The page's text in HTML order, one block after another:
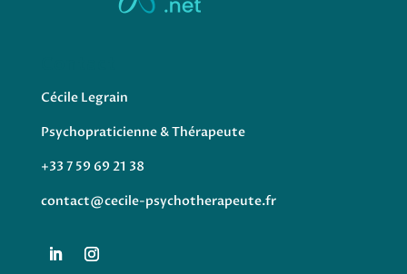
Cécile Legrain
Psychopraticienne & Thérapeute
+33 7 59 69 21 38
contact@cecile-psychotherapeute.fr